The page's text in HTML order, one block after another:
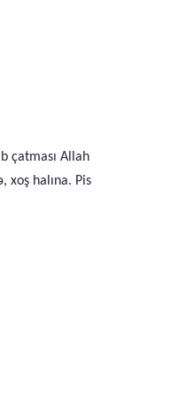
çatması Allah
xoş halına. Pis